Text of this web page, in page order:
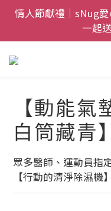
全館$800免運｜任
襪
情人節獻禮｜sNug
一起
父親節禮盒登場｜把
一次
全館$800免運｜任
襪
【動能
白筒藏青】
眾多醫師、運動員指
【行動的清淨除濕機